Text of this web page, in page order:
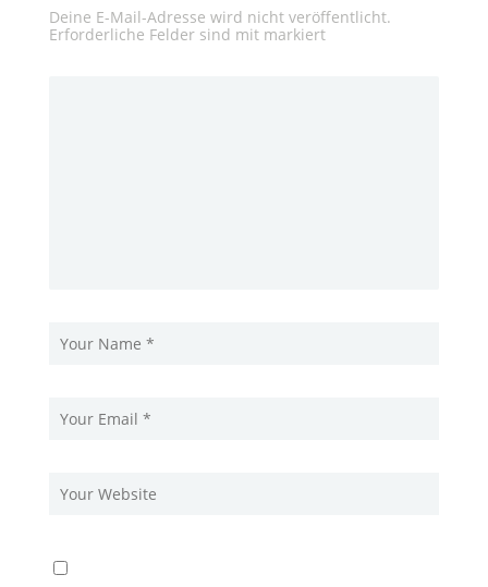
Deine E-Mail-Adresse wird nicht veröffentlicht.
Erforderliche Felder sind mit markiert